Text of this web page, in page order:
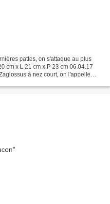
pattes, on s'attaque au plus
cm x L 21 cm x P 23 cm 06.04.17
à nez court, on l'appelle